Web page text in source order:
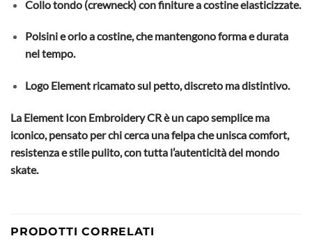
Collo tondo (crewneck) con finiture a costine elasticizzate.
Polsini e orlo a costine, che mantengono forma e durata
nel tempo.
Logo Element ricamato sul petto, discreto ma distintivo.
La Element Icon Embroidery CR è un capo semplice ma
iconico, pensato per chi cerca una felpa che unisca comfort,
resistenza e stile pulito, con tutta l’autenticità del mondo
skate.
PRODOTTI CORRELATI